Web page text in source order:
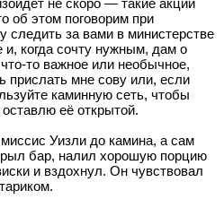
не скоро — такие акции
об этом поговорим при
за вами в министерстве
когда сочту нужным, дам о
то важное или необычное,
прислать мне сову или, если
каминную сеть, чтобы
её открытой.
Уизли до камина, а сам
бар, налил хорошую порцию
и вздохнул. Он чувствовал